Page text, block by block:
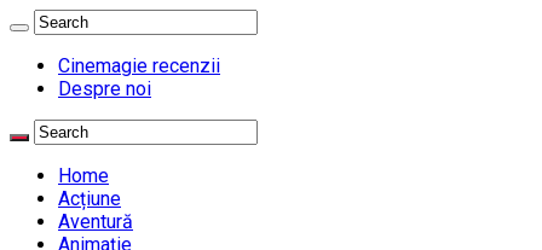
Cinemagie recenzii
Despre noi
Home
Acțiune
Aventură
Animație